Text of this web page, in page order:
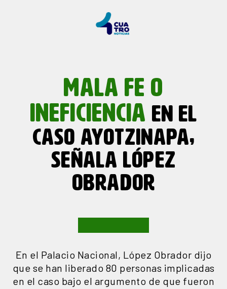
MALA FE O
INEFICIENCIA EN EL
CASO AYOTZINAPA,
SEÑALA LÓPEZ
OBRADOR
En el Palacio Nacional, López Obrador dijo
que se han liberado 80 personas implicadas
en el caso bajo el argumento de que fueron